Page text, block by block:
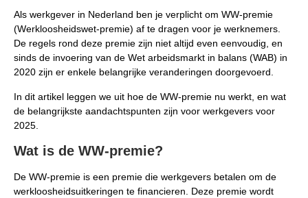
Als werkgever in Nederland ben je verplicht om WW-premie
(Werkloosheidswet-premie) af te dragen voor je werknemers.
De regels rond deze premie zijn niet altijd even eenvoudig, en
sinds de invoering van de Wet arbeidsmarkt in balans (WAB) in
2020 zijn er enkele belangrijke veranderingen doorgevoerd.
In dit artikel leggen we uit hoe de WW-premie nu werkt, en wat
de belangrijkste aandachtspunten zijn voor werkgevers voor
2025.
Wat is de WW-premie?
De WW-premie is een premie die werkgevers betalen om de
werkloosheidsuitkeringen te financieren. Deze premie wordt